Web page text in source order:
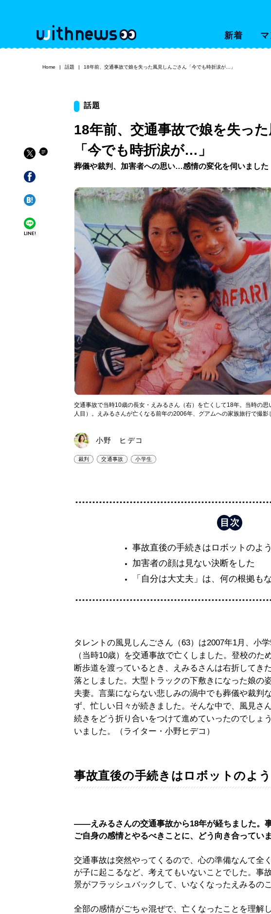
新着
Home 話題 18年前、交通事故で娘を失った風見しんごさん「今でも時折涙が…」
LINE!
話題
18年前、交通事故で娘を失っ
「今でも時折涙が…」
葬儀や裁判、加害者への思い…感情の変化を伺いました
交通事故で当時10歳の長女・えみるさん（右）を亡くして18年。当時の
人目）。えみるさんが亡くなる前年の2006年、グアムへの家族旅行で撮影
小野 ヒデコ
裁判 交通事故 小学生
事故直後の手続きはロボットのよ
加害者の顔は見ない決断をした
「自分は大丈夫」は、何の根拠も
タレントの風見しんごさん（63）は2007年1月、小
（当時10歳）を交通事故で亡くしました。登校のた
断歩道を渡っているとき、えみるさんは右折してき
落としました。大型トラックの下敷きになった娘の
夫妻。言葉にならない悲しみの渦中でも葬儀や裁判
ず、忙しい日々が続きました。そんな中で、風見さ
続きをどう折り合いをつけて進めていったのでしょ
いました。（ライター・小野ヒデコ）
事故直後の手続きはロボットのよ
――えみるさんの交通事故から18年が経ちました。
ご自身の感情とやるべきことに、どう向き合っていま
交通事故は突然やってくるので、心の準備なんて全
が子に起こるなど、考えてもいないことでした。事
景がフラッシュバックして、いなくなったえみるの
全部の感情がごちゃ混ぜで、亡くなったことを理解